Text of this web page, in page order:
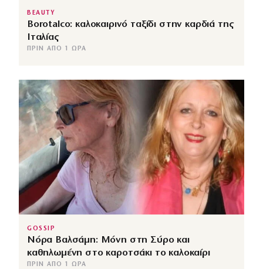
BEAUTY
Borotalco: καλοκαιρινό ταξίδι στην καρδιά της
Ιταλίας
ΠΡΙΝ ΑΠΌ 1 ΏΡΑ
GOSSIP
Νόρα Βαλσάμη: Μόνη στη Σύρο και
καθηλωμένη στο καροτσάκι το καλοκαίρι
ΠΡΙΝ ΑΠΌ 1 ΏΡΑ